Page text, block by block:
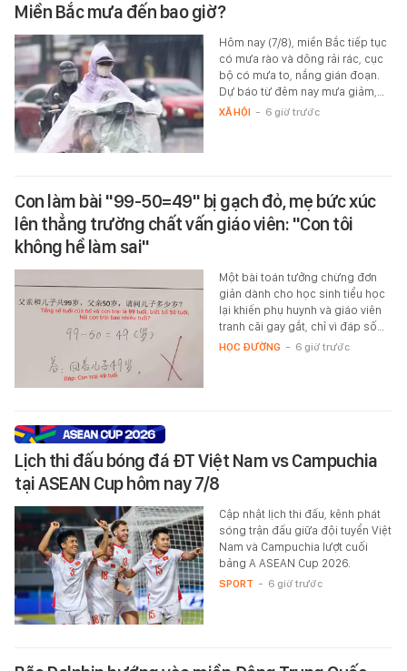
Miền Bắc mưa đến bao giờ?
Hôm nay (7/8), miền Bắc tiếp tục
có mưa rào và dông rải rác, cục
bộ có mưa to, nắng gián đoạn.
Dự báo từ đêm nay mưa giảm,…
XÃ HỘI - 6 giờ trước
Con làm bài "99-50=49" bị gạch đỏ, mẹ bức xúc
lên thẳng trường chất vấn giáo viên: "Con tôi
không hề làm sai"
Một bài toán tưởng chừng đơn
giản dành cho học sinh tiểu học
lại khiến phụ huynh và giáo viên
tranh cãi gay gắt, chỉ vì đáp số…
HỌC ĐƯỜNG - 6 giờ trước
Lịch thi đấu bóng đá ĐT Việt Nam vs Campuchia
tại ASEAN Cup hôm nay 7/8
Cập nhật lịch thi đấu, kênh phát
sóng trận đấu giữa đội tuyển Việt
Nam và Campuchia lượt cuối
bảng A ASEAN Cup 2026.
SPORT - 6 giờ trước